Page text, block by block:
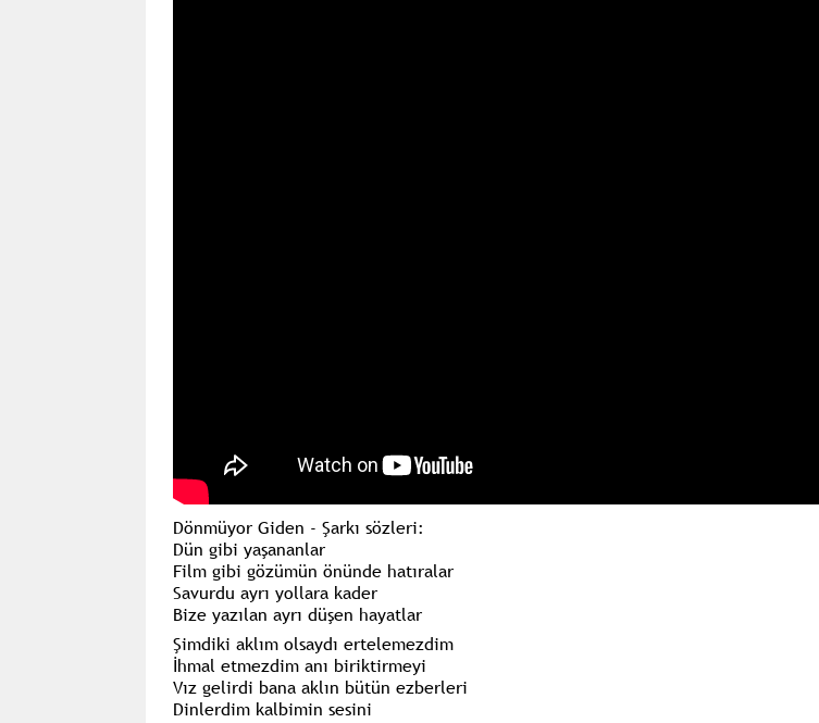
Dönmüyor Giden - Şarkı sözleri:
Dün gibi yaşananlar
Film gibi gözümün önünde hatıralar
Savurdu ayrı yollara kader
Bize yazılan ayrı düşen hayatlar
Şimdiki aklım olsaydı ertelemezdim
İhmal etmezdim anı biriktirmeyi
Vız gelirdi bana aklın bütün ezberleri
Dinlerdim kalbimin sesini